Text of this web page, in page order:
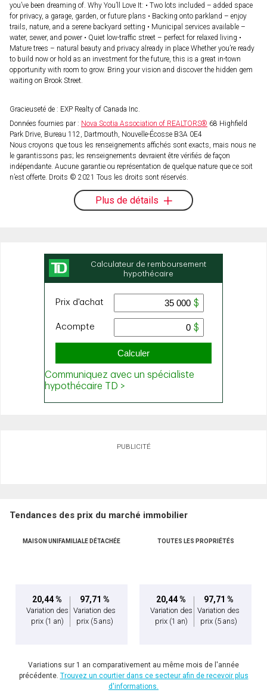
you’ve been dreaming of. Why You’ll Love It: • Two lots included – added space
for privacy, a garage, garden, or future plans • Backing onto parkland – enjoy
trails, nature, and a serene backyard setting • Municipal services available –
water, sewer, and power • Quiet low-traffic street – perfect for relaxed living •
Mature trees – natural beauty and privacy already in place Whether you’re ready
to build now or hold as an investment for the future, this is a great in-town
opportunity with room to grow. Bring your vision and discover the hidden gem
waiting on Brook Street.
Gracieuseté de : EXP Realty of Canada Inc.
Données fournies par : Nova Scotia Association of REALTORS® 68 Highfield
Park Drive, Bureau 112, Dartmouth, Nouvelle-Écosse B3A 0E4
Nous croyons que tous les renseignements affichés sont exacts, mais nous ne
le garantissons pas; les renseignements devraient être vérifiés de façon
indépendante. Aucune garantie ou représentation de quelque nature que ce soit
n’est offerte. Droits © 2021 Tous les droits sont réservés.
Plus de détails
PUBLICITÉ
Tendances des prix du marché immobilier
MAISON UNIFAMILIALE DÉTACHÉE
20,44 %
Variation des
prix (1 an)
97,71 %
Variation des
prix (5 ans)
TOUTES LES PROPRIÉTÉS
20,44 %
Variation des
prix (1 an)
97,71 %
Variation des
prix (5 ans)
Variations sur 1 an comparativement au même mois de l'année
précédente. Trouvez un courtier dans ce secteur afin de recevoir plus
d'informations.